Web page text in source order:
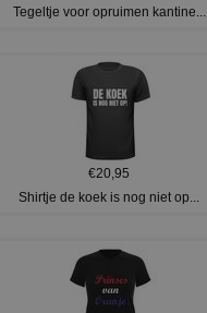
Tegeltje voor opruimen kantine...
€20,95
Shirtje de koek is nog niet op...